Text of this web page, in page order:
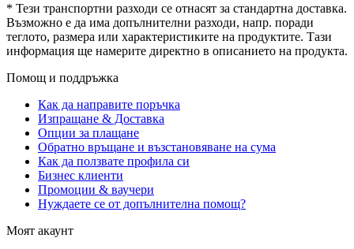
* Тези транспортни разходи се отнасят за стандартна доставка.
Възможно е да има допълнителни разходи, напр. поради
теглото, размера или характеристиките на продуктите. Тази
информация ще намерите директно в описанието на продукта.
Помощ и поддръжка
Как да направите поръчка
Изпращане & Доставка
Опции за плащане
Обратно връщане и възстановяване на сума
Как да ползвате профила си
Бизнес клиенти
Промоции & ваучери
Нуждаете се от допълнителна помощ?
Моят акаунт